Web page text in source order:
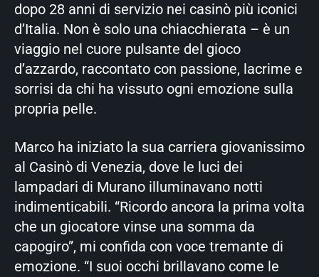
dopo 28 anni di servizio nei casinò più iconici
d’Italia. Non è solo una chiacchierata – è un
viaggio nel cuore pulsante del gioco
d’azzardo, raccontato con passione, lacrime e
sorrisi da chi ha vissuto ogni emozione sulla
propria pelle.
Marco ha iniziato la sua carriera giovanissimo
al Casinò di Venezia, dove le luci dei
lampadari di Murano illuminavano notti
indimenticabili. “Ricordo ancora la prima volta
che un giocatore vinse una somma da
capogiro”, mi confida con voce tremante di
emozione. “I suoi occhi brillavano come le